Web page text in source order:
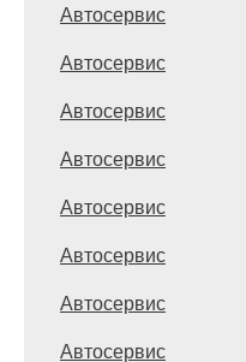
Автосервис
Автосервис
Автосервис
Автосервис
Автосервис
Автосервис
Автосервис
Автосервис